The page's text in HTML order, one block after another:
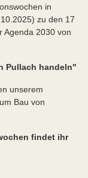
in
zu den 17
Agenda 2030 von
Pullach handeln"
unserem
Bau von
findet ihr